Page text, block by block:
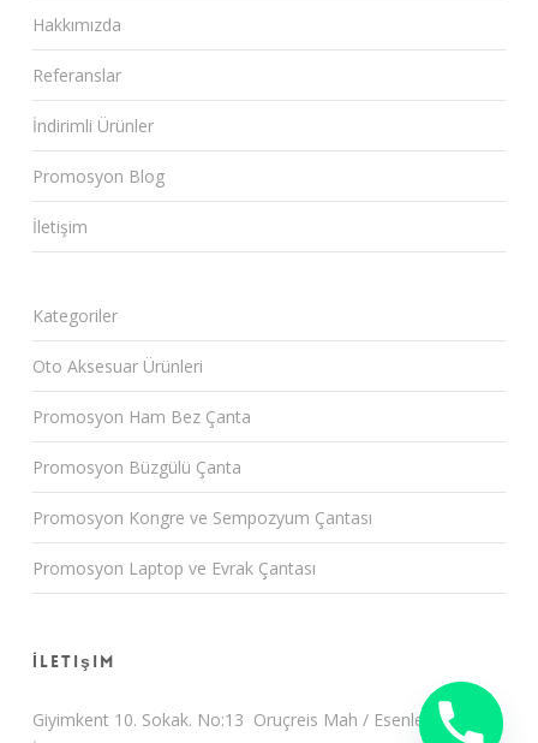
Hakkımızda
Referanslar
İndirimli Ürünler
Promosyon Blog
İletişim
Kategoriler
Oto Aksesuar Ürünleri
Promosyon Ham Bez Çanta
Promosyon Büzgülü Çanta
Promosyon Kongre ve Sempozyum Çantası
Promosyon Laptop ve Evrak Çantası
İletişim
Giyimkent 10. Sokak. No:13 Oruçreis Mah / Esenler /